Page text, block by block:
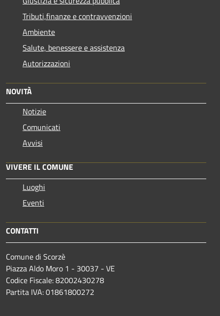
Tributi,finanze e contravvenzioni
Ambiente
Salute, benessere e assistenza
Autorizzazioni
NOVITÀ
Notizie
Comunicati
Avvisi
VIVERE IL COMUNE
Luoghi
Eventi
CONTATTI
Comune di Scorzè
Piazza Aldo Moro 1 - 30037 - VE
Codice Fiscale: 82002430278
Partita IVA: 01861800272